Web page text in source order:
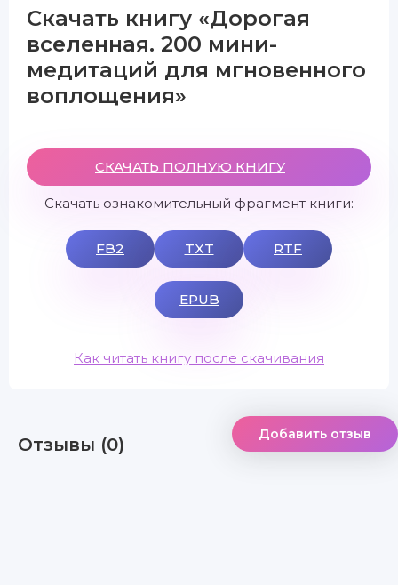
Скачать книгу «Дорогая
вселенная. 200 мини-
медитаций для мгновенного
воплощения»
СКАЧАТЬ ПОЛНУЮ КНИГУ
Скачать ознакомительный фрагмент книги:
FB2 TXT RTF
EPUB
Как читать книгу после скачивания
Отзывы (0) Добавить отзыв